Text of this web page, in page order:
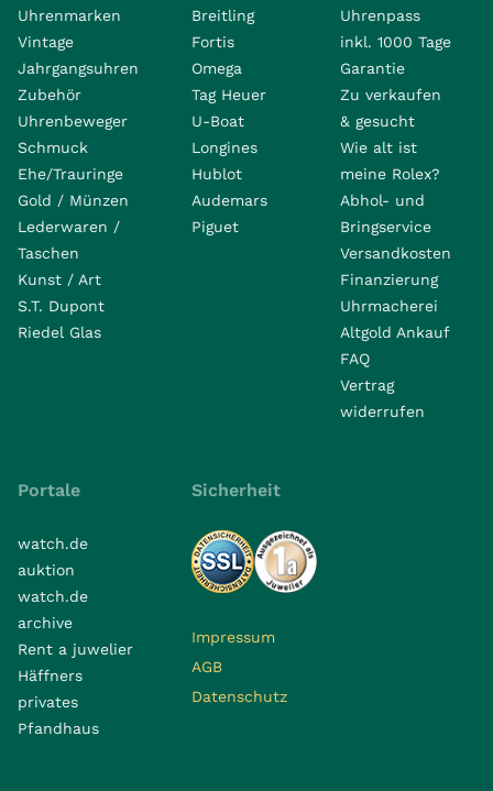
Uhrenmarken
Vintage
Jahrgangsuhren
Zubehör
Uhrenbeweger
Schmuck
Ehe/Trauringe
Gold / Münzen
Lederwaren /
Taschen
Kunst / Art
S.T. Dupont
Riedel Glas
Breitling
Fortis
Omega
Tag Heuer
U-Boat
Longines
Hublot
Audemars
Piguet
Uhrenpass
inkl. 1000 Tage
Garantie
Zu verkaufen
& gesucht
Wie alt ist
meine Rolex?
Abhol- und
Bringservice
Versandkosten
Finanzierung
Uhrmacherei
Altgold Ankauf
FAQ
Vertrag
widerrufen
Portale
watch.de
auktion
watch.de
archive
Rent a juwelier
Häffners
privates
Pfandhaus
Sicherheit
Impressum
AGB
Datenschutz